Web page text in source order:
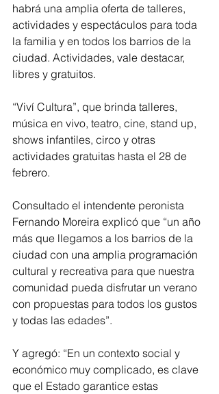
habrá una amplia oferta de talleres,
actividades y espectáculos para toda
la familia y en todos los barrios de la
ciudad. Actividades, vale destacar,
libres y gratuitos.
“Viví Cultura”, que brinda talleres,
música en vivo, teatro, cine, stand up,
shows infantiles, circo y otras
actividades gratuitas hasta el 28 de
febrero.
Consultado el intendente peronista
Fernando Moreira explicó que “un año
más que llegamos a los barrios de la
ciudad con una amplia programación
cultural y recreativa para que nuestra
comunidad pueda disfrutar un verano
con propuestas para todos los gustos
y todas las edades”.
Y agregó: “En un contexto social y
económico muy complicado, es clave
que el Estado garantice estas